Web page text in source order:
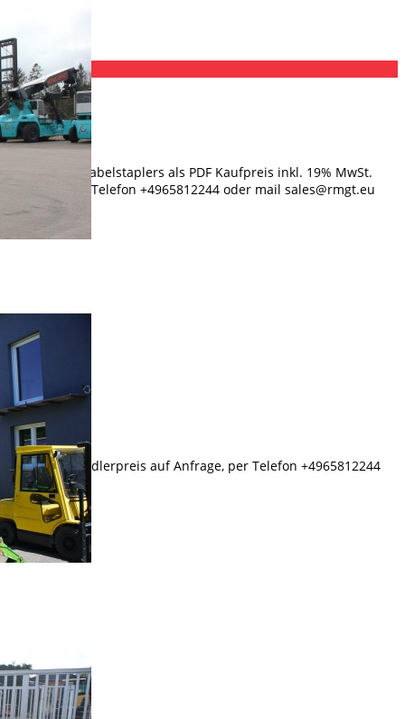
dieses Gabelstaplers als PDF Kaufpreis inkl. 19% MwSt.
per Telefon +4965812244 oder mail sales@rmgt.eu
Trassem. Händlerpreis auf Anfrage, per Telefon +4965812244